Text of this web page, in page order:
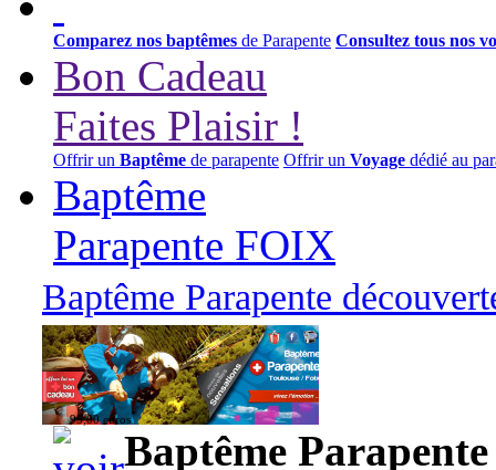
Comparez nos baptêmes de Parapente Consultez tous nos
Bon Cadeau
Faites Plaisir !
Offrir un Baptême de parapente Offrir un Voyage dédié au
Baptême
Parapente FOIX
Baptême Parapente
95,00 euros
Baptême